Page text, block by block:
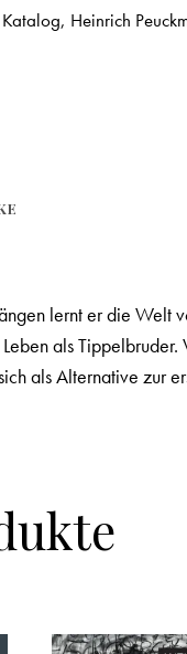
Katalog, Heinrich
lernt er die Welt
als
als Alternative zur